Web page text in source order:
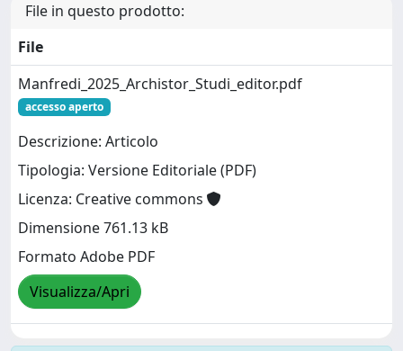
File in questo prodotto:
File
Manfredi_2025_Archistor_Studi_editor.pdf
accesso aperto
Descrizione: Articolo
Tipologia: Versione Editoriale (PDF)
Licenza: Creative commons
Dimensione 761.13 kB
Formato Adobe PDF
Visualizza/Apri